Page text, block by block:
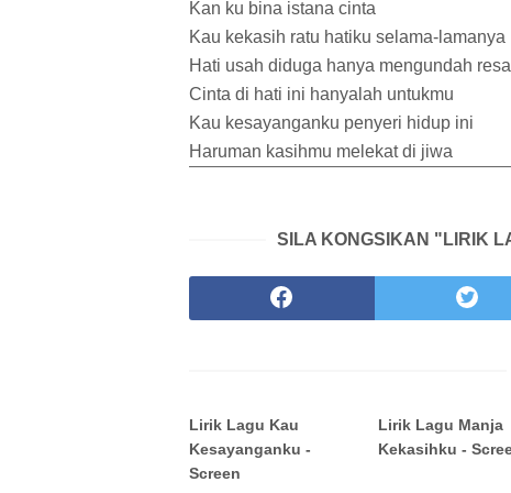
Kan ku bina istana cinta
Kau kekasih ratu hatiku selama-lamanya
Hati usah diduga hanya mengundah
Cinta di hati ini hanyalah untukmu
Kau kesayanganku penyeri hidup ini
Haruman kasihmu melekat di jiwa
SILA KONGSIKAN "LIRIK
Lirik Lagu Kau
Kesayanganku -
Screen
Lirik Lagu Manja
Kekasihku -